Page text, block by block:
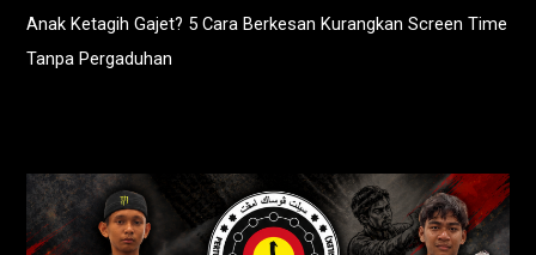
Anak Ketagih Gajet? 5 Cara Berkesan Kurangkan Screen Time
Tanpa Pergaduhan